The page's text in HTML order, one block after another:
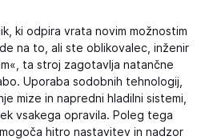
ki odpira vrata novim možnostim
na to, ali ste oblikovalec, inženir
ta stroj zagotavlja natančne
Uporaba sodobnih tehnologij,
mize in napredni hladilni sistemi,
vsakega opravila. Poleg tega
hitro nastavitev in nadzor